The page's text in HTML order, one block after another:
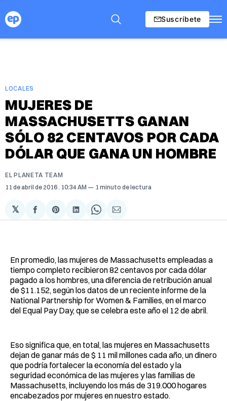
Suscríbete
LOCALES
MUJERES DE
MASSACHUSETTS GANAN
SÓLO 82 CENTAVOS POR CADA
DÓLAR QUE GANA UN HOMBRE
EL PLANETA TEAM
11 de abril de 2016 . 10:34 AM 1 minuto de lectura
𝕏
Compartir
en
Share
on
Compartir
en
Share
on
Compartir
via
En promedio, las mujeres de Massachusetts empleadas a
tiempo completo recibieron 82 centavos por cada dólar
pagado a los hombres, una diferencia de retribución anual
de $11.152, según los datos de un reciente informe de la
National Partnership for Women & Families, en el marco
del Equal Pay Day, que se celebra este año el 12 de abril.
Eso significa que, en total, las mujeres en Massachusetts
dejan de ganar más de $ 11 mil millones cada año, un dinero
que podría fortalecer la economía del estado y la
seguridad económica de las mujeres y las familias de
Massachusetts, incluyendo los más de 319.000 hogares
encabezados por mujeres en nuestro estado.